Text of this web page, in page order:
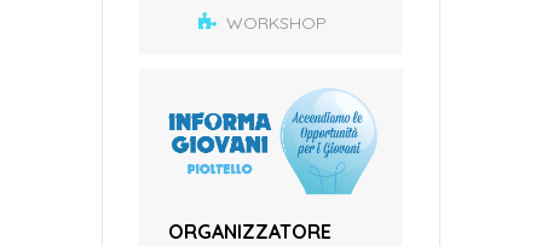
WORKSHOP
ORGANIZZATORE